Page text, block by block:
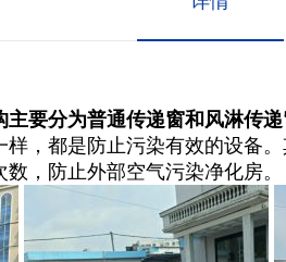
要分为普通传递窗和风淋传
，都是防止污染有效的设备
，防止外部空气污染净化房。